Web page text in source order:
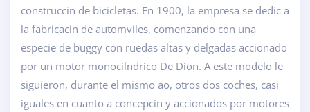
construccin de bicicletas. En 1900, la empresa se dedic a
la fabricacin de automviles, comenzando con una
especie de buggy con ruedas altas y delgadas accionado
por un motor monocilndrico De Dion. A este modelo le
siguieron, durante el mismo ao, otros dos coches, casi
iguales en cuanto a concepcin y accionados por motores